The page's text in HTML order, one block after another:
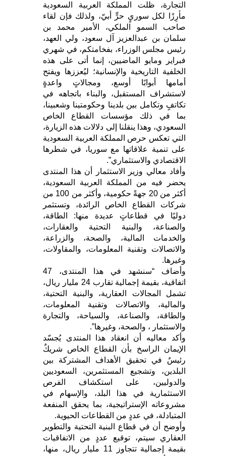
التجارة، ظلت المملكة العربية السعودية
مأرِزًا لكل سوريٍ حرٍّ أبيّ، ولذلك فإن لقاء
صاحب السمو الملكي، الأمير محمد بن
سلمان بن عبدالعزيز آل سعود، ولي العهد،
رئيس مجلس الوزراء، بفخامتكم، في شهري
فبراير ومايو الماضيين، إنما أتى على هذه
الخلفية التاريخية والإنسانية؛ ليُعززها ويفتح
أمامها أبوابًا أوسع، ومجالاتٍ واعدةٍ
لاستشراف المستقبل، والبناء باتجاهه في
تكاتفٍ وتكامل بين بلدينا وحكومتينا وشعبينا،
بما في ذلك مؤسسات القطاع الخاص
السعودي، وهذا ينقلنا إلى دلالات هذه الزيارة،
التي تعكس حرص المملكة العربية السعودية
على تنمية علاقاتها مع سوريا، في شطرها
الاقتصادي والاستثماري”.
وأفاد معالي وزير الاستثمار أن هذا المنتدى
يحضر فيه من المملكة العربية السعودية،
أكثر من 20 جهةً حكومية، وأكثر من 100 من
شركات القطاع الخاص الرائدة، وتستثمر
دوليًا في قطاعاتٍ عديدة منها: الطاقة،
والصناعة، والبنية التحتية والعقارات،
والخدمات المالية، والصحة، والزراعة،
والاتصالات وتقنية المعلومات، والمقاولات،
وغيرها.
وأضاف “سنشهد في هذا المنتدى، 47
اتفاقية، بقيمة إجمالية تقارب 24 مليار ريال،
تشمل المجالات العقارية، والبنية التحتية،
والمالية، والاتصالات وتقنية المعلومات،
والطاقة، والصناعة، والسياحة، والتجارة
والاستثمار ، والصحة، وغيرها”.
وأكد معاليه أن انعقاد هذا المنتدى يُجسّد
الإيمان الراسخ بأن القطاع الخاص شريكٌ
رئيسٌ في تحقيق الأهداف المشتركة بين
البلدين، وتشجيع المستثمرين، السعوديين
والدوليين، على استكشاف الفرص
الاستثمارية في هذا البلد، والإسهام في
مشروعاته الإستراتيجية، بما يحقق المنفعة
المتبادلة، في عددٍ من القطاعات الحيوية.
وأوضح أن في قطاع البنية التحتية والتطوير
العقاري سيتم، توقيع عددٍ من الاتفاقيات
بقيمة إجمالية تتجاوز 11 مليار ريال، منها،